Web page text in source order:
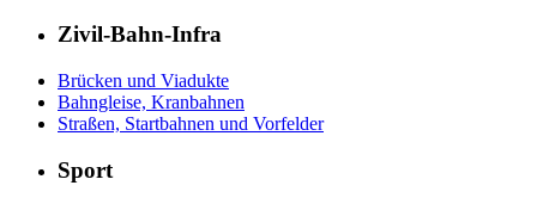
Zivil-Bahn-Infra
Brücken und Viadukte
Bahngleise, Kranbahnen
Straßen, Startbahnen und Vorfelder
Sport